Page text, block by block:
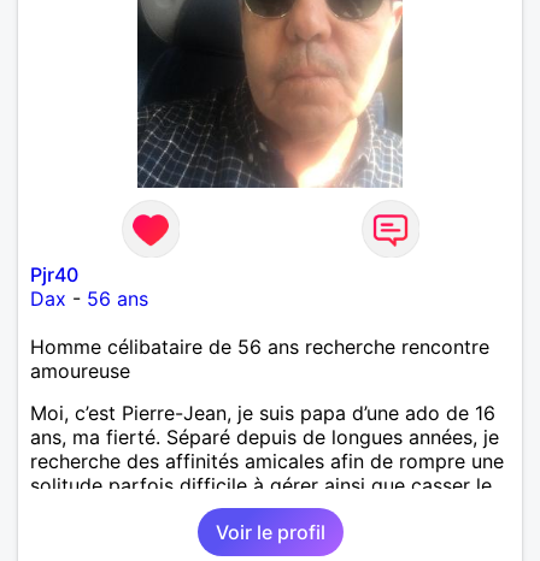
Pjr40
Dax - 56 ans
Homme célibataire de 56 ans recherche rencontre
amoureuse
Moi, c’est Pierre-Jean, je suis papa d’une ado de 16
ans, ma fierté. Séparé depuis de longues années, je
recherche des affinités amicales afin de rompre une
solitude parfois difficile à gérer ainsi que casser le
vague à l’âme. L’amitié reste extrêmement
importante à mes yeux mais peut se décliner en des
Voir le profil